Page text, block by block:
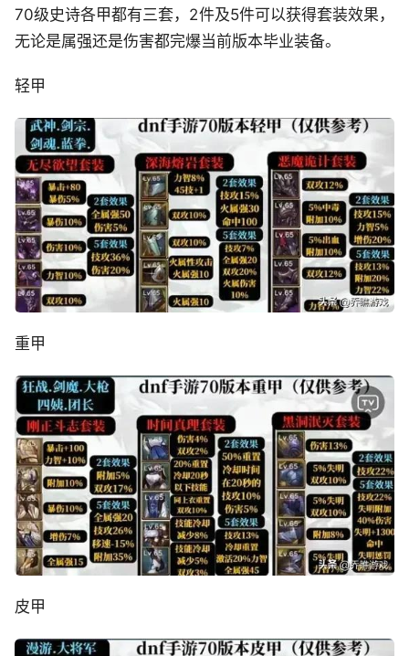
70级史诗各甲都有三套，2件及5件可以获得套装效果，
无论是属强还是伤害都完爆当前版本毕业装备。
轻甲
重甲
皮甲